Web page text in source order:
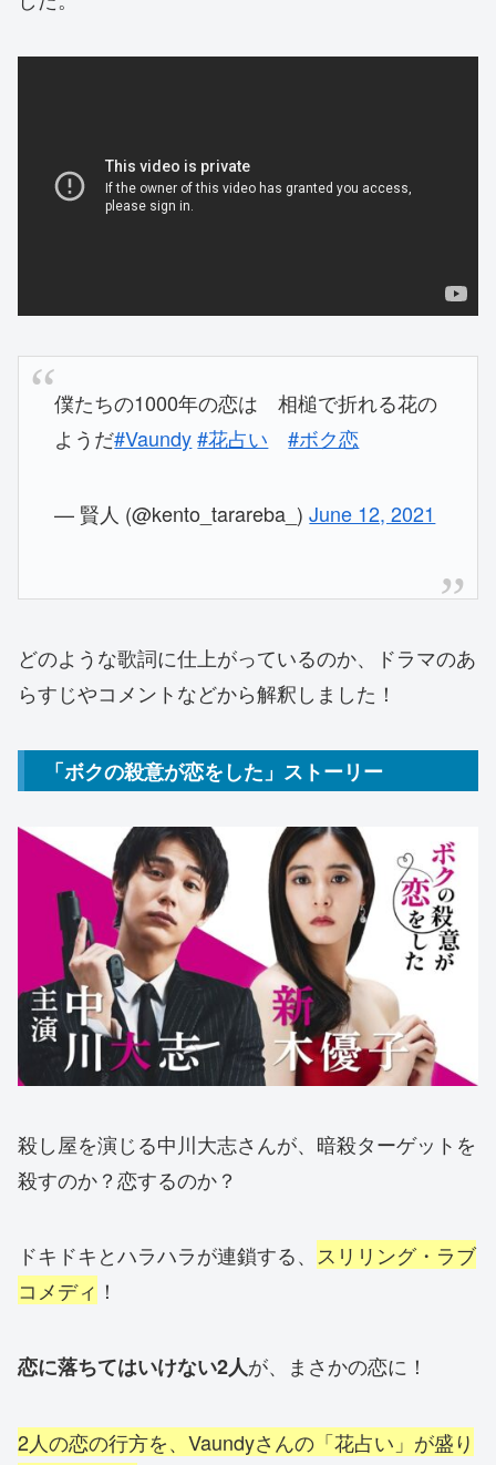
僕たちの1000年の恋は 相槌で折れる花の
ようだ#Vaundy #花占い #ボク恋
— 賢人 (@kento_tarareba_)June 12, 2021
どのような歌詞に仕上がっているのか、ドラマのあ
らすじやコメントなどから解釈しました！
「ボクの殺意が恋をした」ストーリー
殺し屋を演じる中川大志さんが、暗殺ターゲットを
殺すのか？恋するのか？
ドキドキとハラハラが連鎖する、
スリリング・ラブ
コメディ ！
恋に落ちてはいけない2人が、まさかの恋に！
2人の恋の行方を、Vaundyさんの「花占い」が盛り